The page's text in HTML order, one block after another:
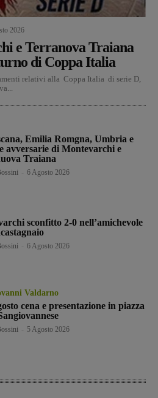
2026
e Terranova Traiana
di Coppa Italia
relativi alla Coppa Italia di serie D,
Emilia Romgna, Umbria e
avversarie di Montevarchi e
Traiana
6 Agosto 2026
sconfitto 2-0 nell’amichevole
6 Agosto 2026
Valdarno
cena e presentazione in piazza
5 Agosto 2026